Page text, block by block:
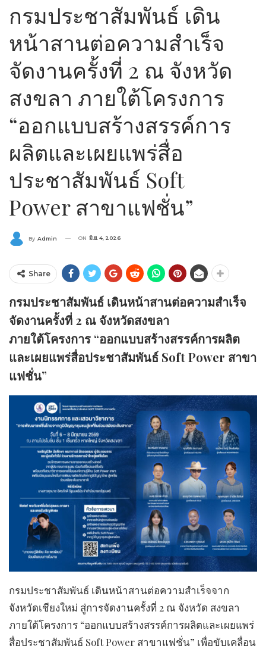
กรมประชาสัมพันธ์ เดิน
หน้าสานต่อความสำเร็จ
จัดงานครั้งที่ 2 ณ จังหวัด
สงขลา ภายใต้โครงการ
“ออกแบบสร้างสรรค์การ
ผลิตและเผยแพร่สื่อ
ประชาสัมพันธ์ Soft
Power สาขาแฟชั่น”
By Admin ON มิ.ย. 4, 2026
Share
กรมประชาสัมพันธ์ เดินหน้าสานต่อความสำเร็จ
จัดงานครั้งที่ 2 ณ จังหวัดสงขลา
ภายใต้โครงการ “ออกแบบสร้างสรรค์การผลิต
และเผยแพร่สื่อประชาสัมพันธ์ Soft Power สาขา
แฟชั่น”
กรมประชาสัมพันธ์ เดินหน้าสานต่อความสำเร็จจาก
จังหวัดเชียงใหม่ สู่การจัดงานครั้งที่ 2 ณ จังหวัด สงขลา
ภายใต้โครงการ “ออกแบบสร้างสรรค์การผลิตและเผยแพร่
สื่อประชาสัมพันธ์ Soft Power สาขาแฟชั่น” เพื่อขับเคลื่อน